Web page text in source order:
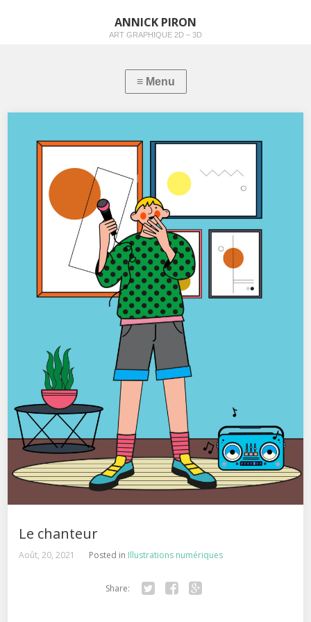
ANNICK PIRON
ART GRAPHIQUE 2D – 3D
Le chanteur
Août, 20, 2021 Posted in Illustrations numériques
Share: